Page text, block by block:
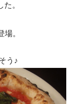
。
場。
う♪